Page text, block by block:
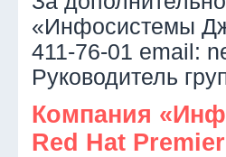
«Инфосистемы
411-76-01 email:
Руководитель
Компания
Red Hat